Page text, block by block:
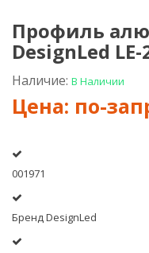
Профиль
DesignLed LE-
Наличие: В Наличии
001971
Бренд DesignLed